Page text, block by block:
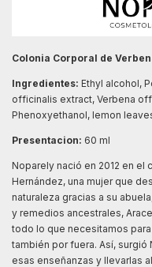
Colonia Corporal de
Ingredientes: Ethyl alcohol,
officinalis extract, Verbena
Phenoxyethanol, lemon
Presentacion: 60 ml
Noparely nació en 2012 en el
Hernández, una mujer que
naturaleza gracias a su
y remedios ancestrales,
todo lo que necesitamos
también por fuera. Así, surgió
esas enseñanzas y llevarlas